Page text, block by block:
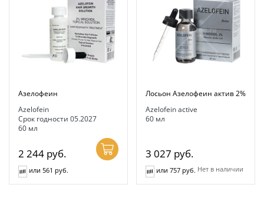
Азелофеин
Azelofein
Срок годности 05.2027
60 мл
2 244 руб.
или 561 руб.
Лосьон Азелофеин актив 2%
Azelofein active
60 мл
3 027 руб.
Нет в наличии
или 757 руб.